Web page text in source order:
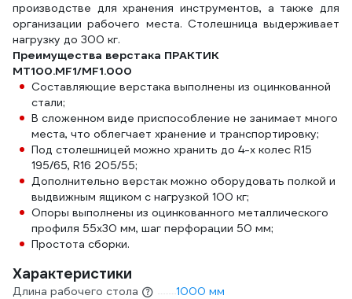
производстве для хранения инструментов, а также для
организации рабочего места. Столешница выдерживает
нагрузку до 300 кг.
Преимущества верстака ПРАКТИК
MT100.MF1/MF1.000
Составляющие верстака выполнены из оцинкованной
стали;
В сложенном виде приспособление не занимает много
места, что облегчает хранение и транспортировку;
Под столешницей можно хранить до 4-х колес R15
195/65, R16 205/55;
Дополнительно верстак можно оборудовать полкой и
выдвижным ящиком с нагрузкой 100 кг;
Опоры выполнены из оцинкованного металлического
профиля 55х30 мм, шаг перфорации 50 мм;
Простота сборки.
Характеристики
Длина рабочего стола
1000 мм